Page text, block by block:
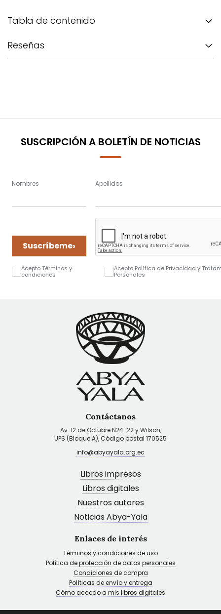
Tabla de contenido
Reseñas
SUSCRIPCIÓN A BOLETÍN DE NOTICIAS
Nombres Apellidos
Suscríbeme›
Acepto Términos y
condiciones
Acepto Política de Privacidad y
Personales
Contáctanos
Av. 12 de Octubre N24-22 y Wilson,
UPS (Bloque A), Código postal 170525
info@abyayala.org.ec
Libros impresos
Libros digitales
Nuestros autores
Noticias Abya-Yala
Enlaces de interés
Términos y condiciones de uso
Política de protección de datos personales
Condiciones de compra
Políticas de envío y entrega
Cómo accedo a mis libros digitales